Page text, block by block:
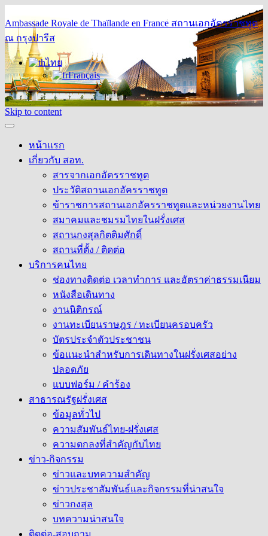
Ambassade Royale de Thaïlande en France สถานเอกอัครราชทูต
ณ กรุงปารีส
ไทย
Français
Skip to content
หน้าแรก
เกี่ยวกับ สอท.
สารจากเอกอัครราชทูต
ประวัติสถานเอกอัครราชทูต
ข้าราชการสถานเอกอัครราชทูตและหน่วยงานไทย
สมาคมและชมรมไทยในฝรั่งเศส
สถานกงสุลกิตติมศักดิ์
สถานที่ตั้ง / ติดต่อ
บริการคนไทย
ช่องทางติดต่อ เวลาทำการ และอัตราค่าธรรมเนียม
หนังสือเดินทาง
งานนิติกรณ์
งานทะเบียนราษฎร / ทะเบียนครอบครัว
บัตรประจำตัวประชาชน
ข้อแนะนำสำหรับการเดินทางในฝรั่งเศสอย่าง
ปลอดภัย
แบบฟอร์ม / คำร้อง
สาธารณรัฐฝรั่งเศส
ข้อมูลทั่วไป
ความสัมพันธ์ไทย-ฝรั่งเศส
ความตกลงที่สำคัญกับไทย
ข่าว-กิจกรรม
ข่าวและบทความสำคัญ
ข่าวประชาสัมพันธ์และกิจกรรมที่น่าสนใจ
ข่าวกงสุล
บทความน่าสนใจ
ติดต่อ-สอบถาม